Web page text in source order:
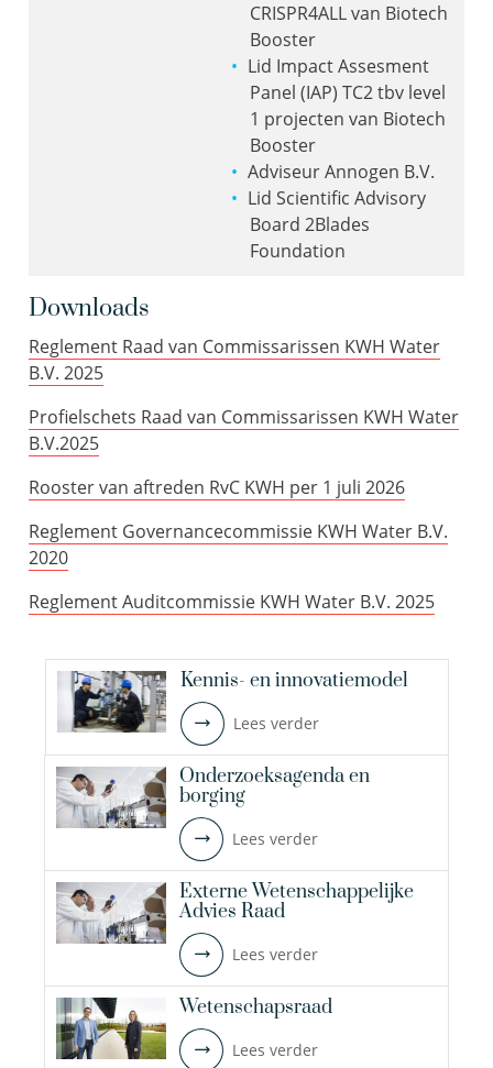
CRISPR4ALL van Biotech
Booster
Lid Impact Assesment
Panel (IAP) TC2 tbv level
1 projecten van Biotech
Booster
AdviseurAnnogen B.V.
Lid Scientific Advisory
Board 2Blades
Foundation
Downloads
Reglement Raad van Commissarissen KWH Water
B.V. 2025
Profielschets Raad van Commissarissen KWH Water
B.V.2025
Rooster van aftreden RvC KWH per 1 juli 2026
Reglement Governancecommissie KWH Water B.V.
2020
Reglement Auditcommissie KWH Water B.V. 2025
Kennis- en innovatiemodel
Lees verder
Onderzoeksagenda en
borging
Lees verder
Externe Wetenschappelijke
Advies Raad
Lees verder
Wetenschapsraad
Lees verder